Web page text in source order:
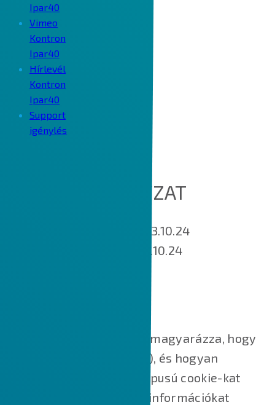
Ipar40
Vimeo
Kontron
Ipar40
Hírlevél
Kontron
Ipar40
Support
igénylés
COOKIE SZABÁLYZAT
Hatálybalépés napja: 2023.10.24
Utoljára módosított: 2023.10.24
Ez a Cookie-szabályzat elmagyarázza, hogy
mik azok a sütik (cookie-k), és hogyan
használjuk őket, milyen típusú cookie-kat
használunk, azaz milyen információkat